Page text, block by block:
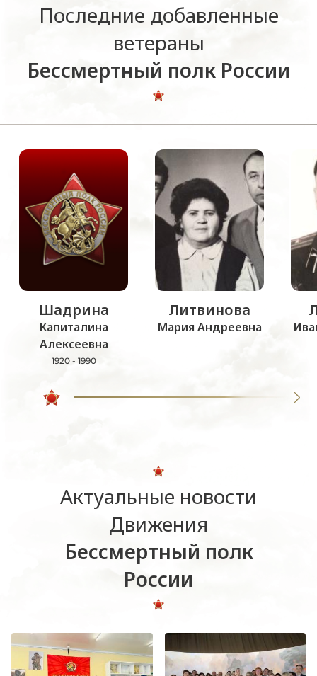
Последние добавленные
ветераны
Бессмертный полк России
Шадрина
Капиталина
Алексеевна
1920 - 1990
Литвинова
Мария Андреевна
Актуальные новости
Движения
Бессмертный полк
России